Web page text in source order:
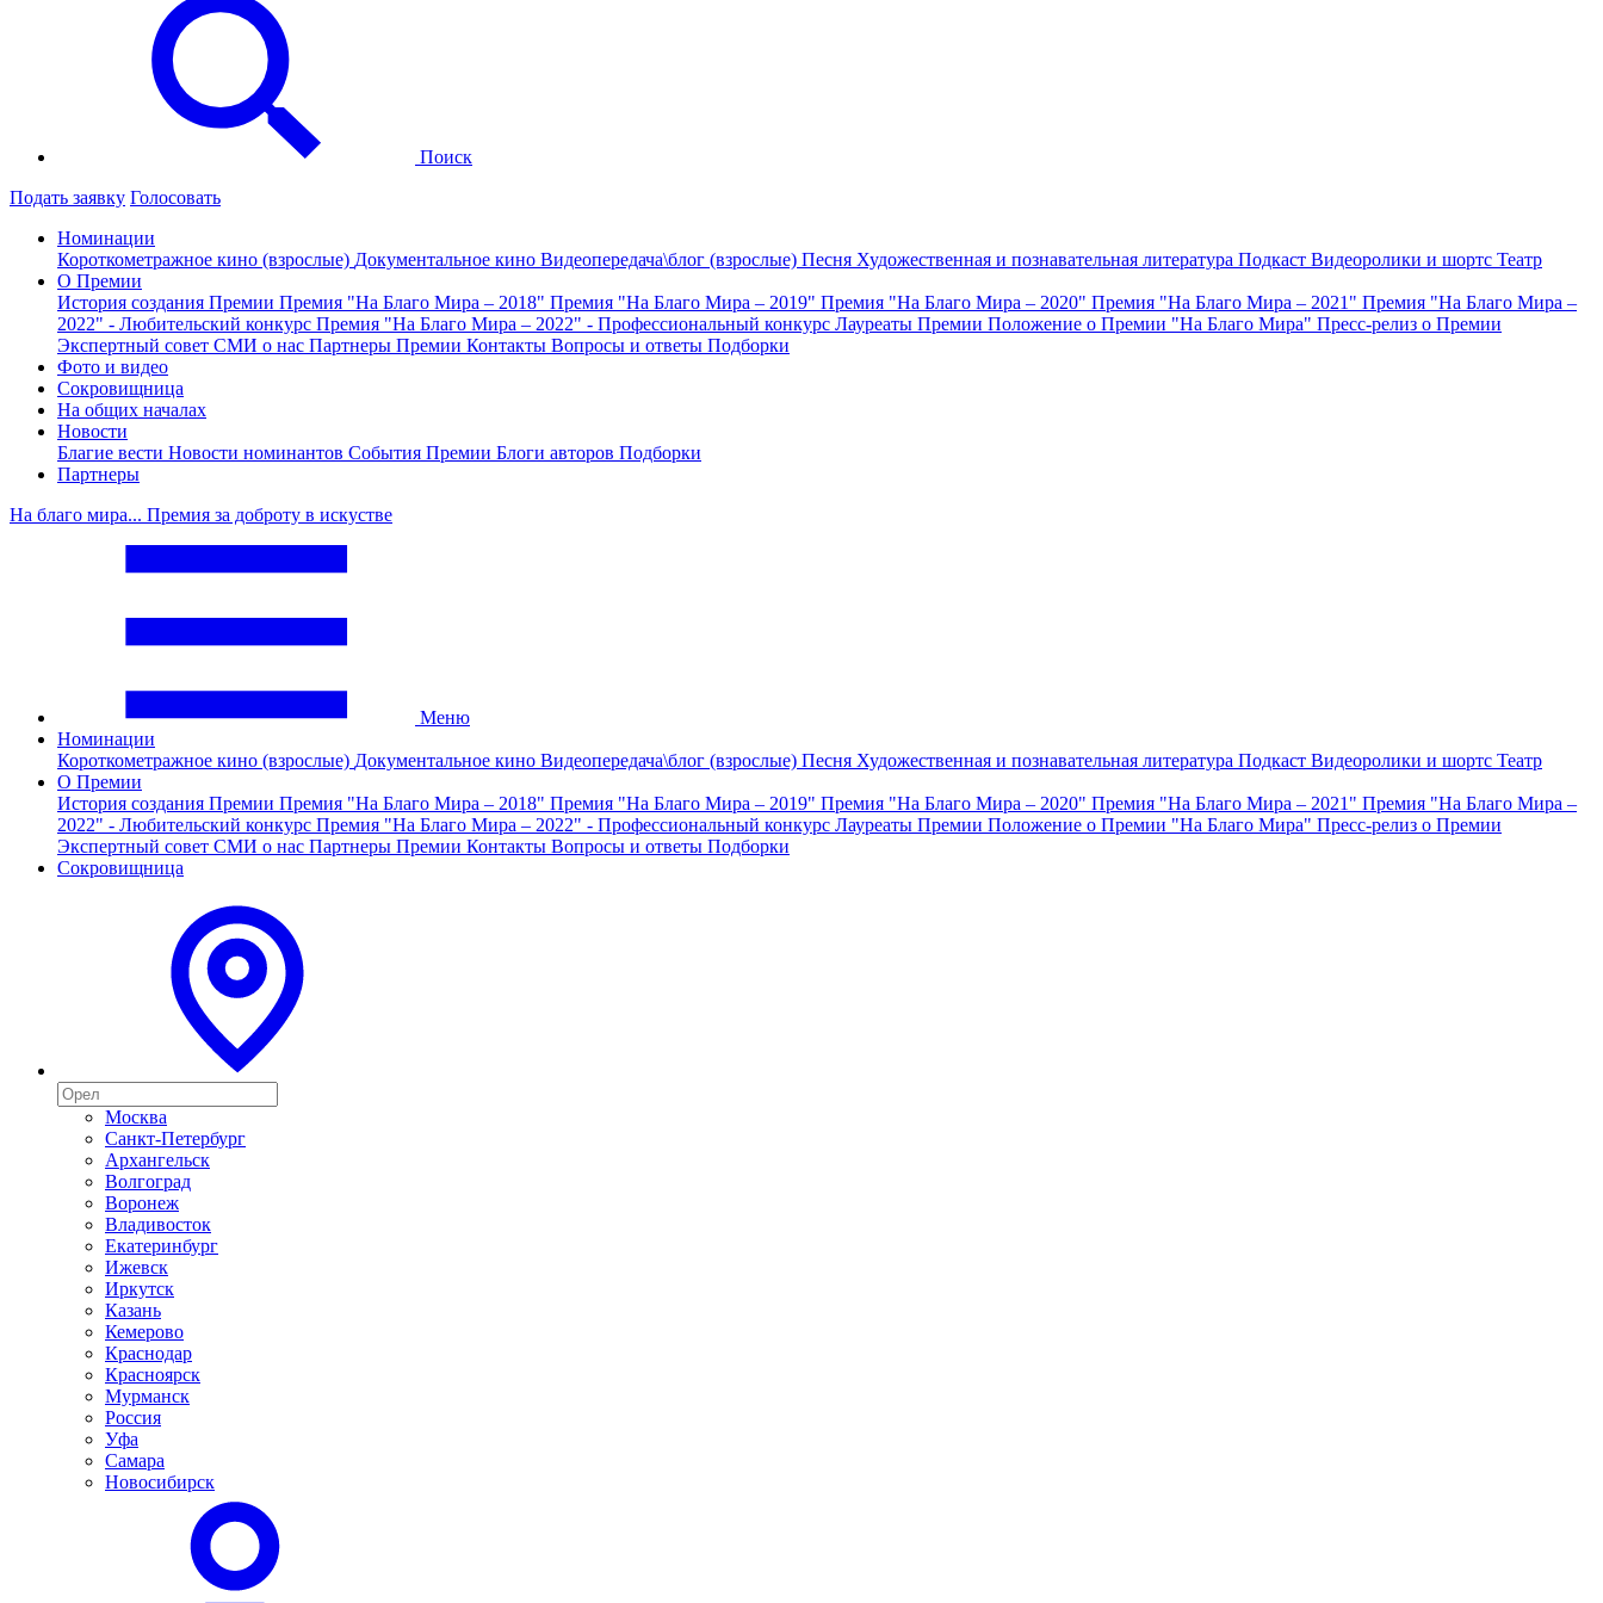
Поиск
Подать заявку Голосовать
Номинации
Короткометражное кино (взрослые) Документальное кино Видеопередача\блог (взрослые) Песня Художественная и познавательная литература Подкаст Видеоролики и шортс Театр
О Премии
История создания Премии Премия "На Благо Мира – 2018" Премия "На Благо Мира – 2019" Премия "На Благо Мира – 2020" Премия "На Благо Мира – 2021" Премия "На Благо Мира –
2022" - Любительский конкурс Премия "На Благо Мира – 2022" - Профессиональный конкурс Лауреаты Премии Положение о Премии "На Благо Мира" Пресс-релиз о Премии
Экспертный совет СМИ о нас Партнеры Премии Контакты Вопросы и ответы Подборки
Фото и видео
Сокровищница
На общих началах
Новости
Благие вести Новости номинантов События Премии Блоги авторов Подборки
Партнеры
На благо мира... Премия за доброту в искустве
Меню
Номинации
Короткометражное кино (взрослые) Документальное кино Видеопередача\блог (взрослые) Песня Художественная и познавательная литература Подкаст Видеоролики и шортс Театр
О Премии
История создания Премии Премия "На Благо Мира – 2018" Премия "На Благо Мира – 2019" Премия "На Благо Мира – 2020" Премия "На Благо Мира – 2021" Премия "На Благо Мира –
2022" - Любительский конкурс Премия "На Благо Мира – 2022" - Профессиональный конкурс Лауреаты Премии Положение о Премии "На Благо Мира" Пресс-релиз о Премии
Экспертный совет СМИ о нас Партнеры Премии Контакты Вопросы и ответы Подборки
Сокровищница
Москва
Санкт-Петербург
Архангельск
Волгоград
Воронеж
Владивосток
Екатеринбург
Ижевск
Иркутск
Казань
Кемерово
Краснодар
Красноярск
Мурманск
Россия
Уфа
Самара
Новосибирск